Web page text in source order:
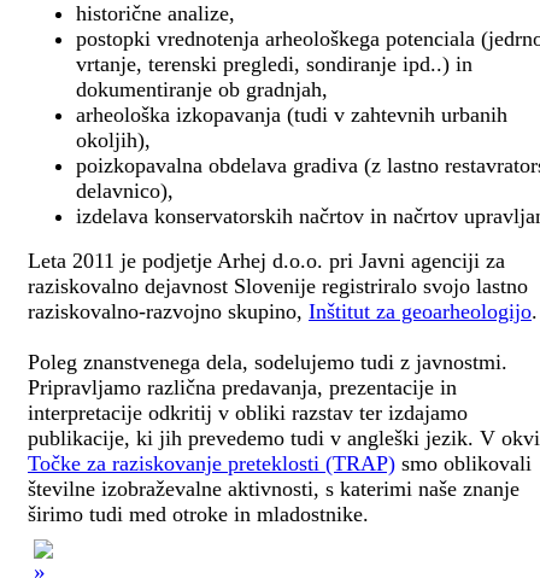
historične analize,
postopki vrednotenja arheološkega potenciala
vrtanje, terenski pregledi, sondiranje ipd..) in
dokumentiranje ob gradnjah,
arheološka izkopavanja (tudi v zahtevnih urbanih
okoljih),
poizkopavalna obdelava gradiva (z lastno
delavnico),
izdelava konservatorskih načrtov in načrtov
Leta 2011 je podjetje Arhej d.o.o. pri Javni agenciji za
raziskovalno dejavnost Slovenije registriralo svojo lastno
raziskovalno-razvojno skupino, Inštitut za geoarheologijo.
Poleg znanstvenega dela, sodelujemo tudi z javnostmi.
Pripravljamo različna predavanja, prezentacije in
interpretacije odkritij v obliki razstav ter izdajamo
publikacije, ki jih prevedemo tudi v angleški jezik. V
Točke za raziskovanje preteklosti (TRAP) smo oblikovali
številne izobraževalne aktivnosti, s katerimi naše znanje
širimo tudi med otroke in mladostnike.